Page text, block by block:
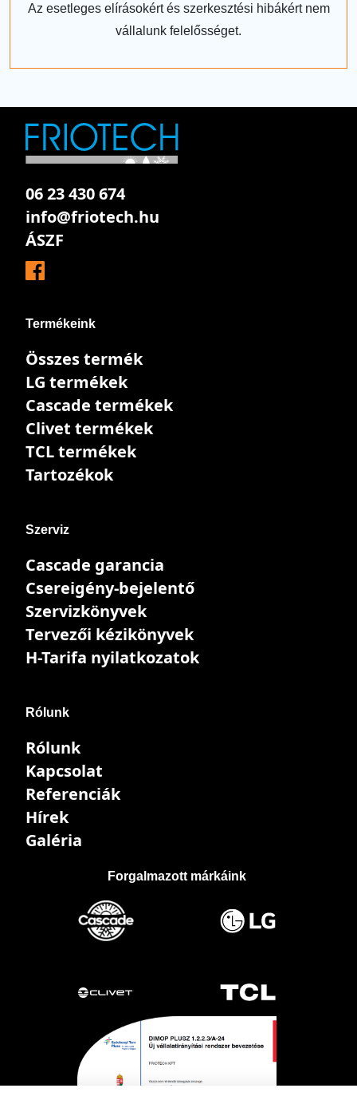
Az esetleges elírásokért és szerkesztési hibákért nem
vállalunk felelősséget.
06 23 430 674
info@friotech.hu
ÁSZF
Termékeink
Összes termék
LG termékek
Cascade termékek
Clivet termékek
TCL termékek
Tartozékok
Szerviz
Cascade garancia
Csereigény-bejelentő
Szervizkönyvek
Tervezői kézikönyvek
H-Tarifa nyilatkozatok
Rólunk
Rólunk
Kapcsolat
Referenciák
Hírek
Galéria
Forgalmazott márkáink